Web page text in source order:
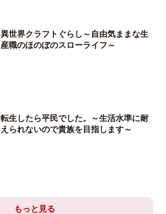
異世界クラフトぐらし～自由気ままな生
産職のほのぼのスローライフ～
転生したら平民でした。～生活水準に耐
えられないので貴族を目指します～
もっと見る